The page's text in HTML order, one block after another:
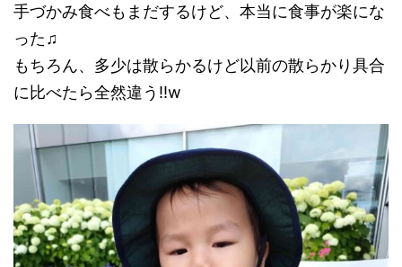
手づかみ食べもまだするけど、本当に食事が楽にな
った♫
もちろん、多少は散らかるけど以前の散らかり具合
に比べたら全然違う!!w